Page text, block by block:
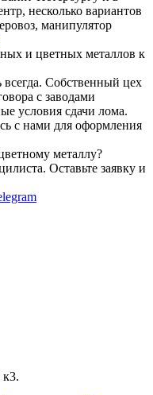
несколько вариантов
манипулятор
и цветных металлов к
всегда. Собственный цех
с заводами
условия сдачи лома.
с нами для оформления
металлу?
Оставьте заявку и
к3.